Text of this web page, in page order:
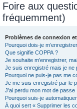
Foire aux
fréquemment)
Problèmes de connexion
Pourquoi dois-je
Que signifie COPPA ?
Je souhaite m’enregistrer,
Je suis enregistré mais je ne
Pourquoi ne puis-je pas me
Je me suis enregistré par le
J’ai perdu mon mot de passe !
Pourquoi suis-je
À quoi sert « Supprimer les